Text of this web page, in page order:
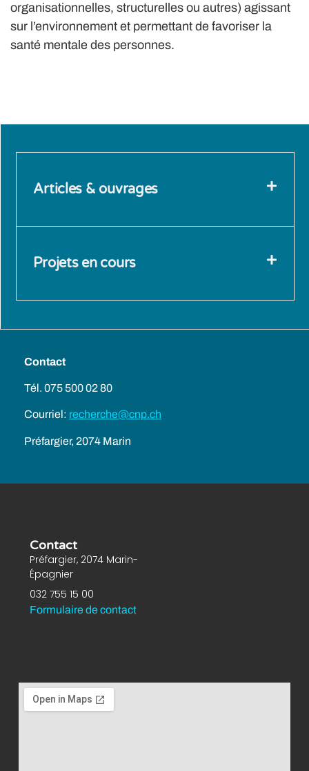
organisationnelles, structurelles ou autres) agissant
sur l’environnement et permettant de favoriser la
santé mentale des personnes.
Articles & ouvrages
Projets en cours
Contact
Tél. 075 500 02 80
Courriel: recherche@cnp.ch
Préfargier, 2074 Marin
Contact
Préfargier, 2074 Marin-
Épagnier
032 755 15 00
Formulaire de contact